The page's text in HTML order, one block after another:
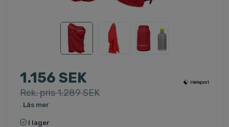
1.156 SEK
Rek. pris 1.289 SEK
. Läs mer
I lager